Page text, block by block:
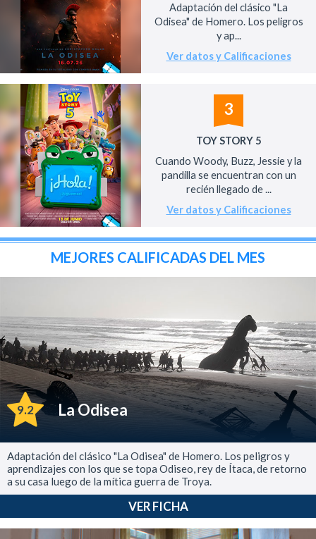
Adaptación del clásico "La
Odisea" de Homero. Los peligros
y ap...
Ver datos y Calificaciones
3
TOY STORY 5
Cuando Woody, Buzz, Jessie y la
pandilla se encuentran con un
recién llegado de ...
Ver datos y Calificaciones
MEJORES CALIFICADAS DEL MES
9.2 La Odisea
Adaptación del clásico "La Odisea" de Homero. Los peligros y
aprendizajes con los que se topa Odiseo, rey de Ítaca, de retorno
a su casa luego de la mítica guerra de Troya.
VER FICHA